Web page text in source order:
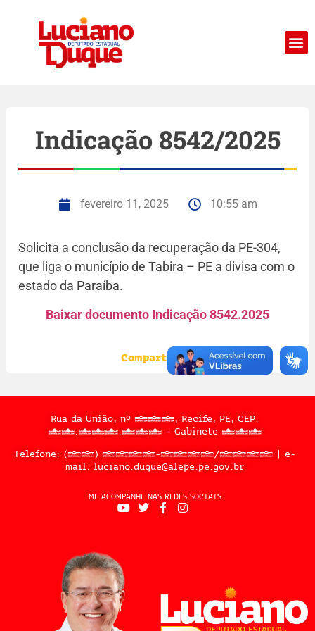
Indicação 8542/2025
fevereiro 11, 2025 10:55 am
Solicita a conclusão da recuperação da PE-304,
que liga o município de Tabira – PE a divisa com o
estado da Paraíba.
Baixar documento Indicação 8542.2025
Compartilhe:
Rua da União, nº 397, Recife, PE, CEP:
50.050.909 – Gabinete 302
Telefone: (81) 3183-2467/2324 | e-
mail: luciano.duque@alepe.pe.gov.br
ME ACOMPANHE NAS REDES SOCIAIS